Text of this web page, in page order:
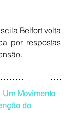
Belfort volta
por respostas
Um Movimento
do